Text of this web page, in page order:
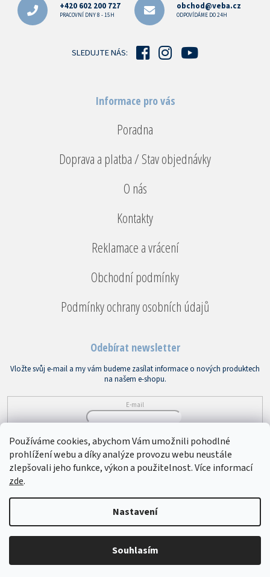
Používáme cookies, abychom Vám umožnili pohodlné
prohlížení webu a díky analýze provozu webu neustále
zlepšovali jeho funkce, výkon a použitelnost. Více informací
zde.
Nastavení
Souhlasím
+420 602 200 727
PRACOVNÍ DNY 8 - 15H
obchod@veba.cz
ODPOVÍDÁME DO 24H
SLEDUJTE NÁS:
Informace pro vás
Poradna
Doprava a platba / Stav objednávky
O nás
Kontakty
Reklamace a vrácení
Obchodní podmínky
Podmínky ochrany osobních údajů
Odebírat newsletter
Vložte svůj e-mail a my vám budeme zasílat informace o nových produktech
na našem e-shopu.
E-mail
PŘIHLÁSIT SE
Vytvořil Shoptet
Bytový textil VEBA . Všechna práva vyhrazena.
nastavení cookies